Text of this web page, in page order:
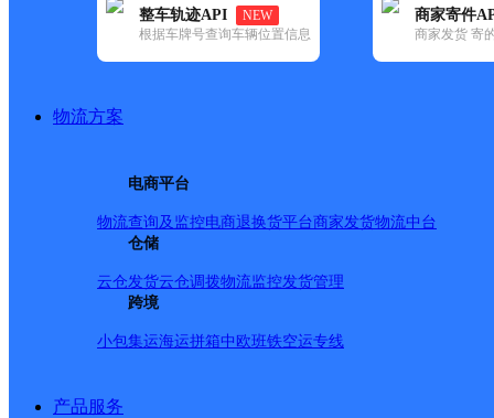
整车轨迹API
NEW
根据车牌号查询车辆位置信息
商家寄件
商家发货 寄
物流方案
电商平台
物流查询及监控电商退换货平台商家发货物流中台
仓储
云仓发货云仓调拨物流监控发货管理
跨境
小包集运海运拼箱中欧班铁空运专线
产品服务
网点筛选
政国内(149) 圆通速递(58) 韵达速递(98) 宅急送(1) 中通快递(52)
(13) 包河区(107)
合肥市,快递网点
合肥蜀山区网点